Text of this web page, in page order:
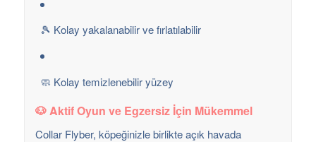
🎾 Kolay yakalanabilir ve fırlatılabilir
🧼 Kolay temizlenebilir yüzey
🐶 Aktif Oyun ve Egzersiz İçin Mükemmel
Collar Flyber, köpeğinizle birlikte açık havada